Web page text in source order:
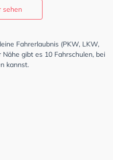
sehen
Fahrerlaubnis (PKW, LKW,
gibt es 10 Fahrschulen, bei
kannst.